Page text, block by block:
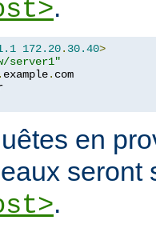
.
172.20. 30.40>
server1"
. example. com
en
seront
.